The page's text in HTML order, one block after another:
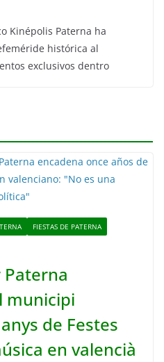
Kinépolis Paterna ha
histórica al
exclusivos dentro
FIESTAS DE PATERNA
municipi
de Festes
en valencià